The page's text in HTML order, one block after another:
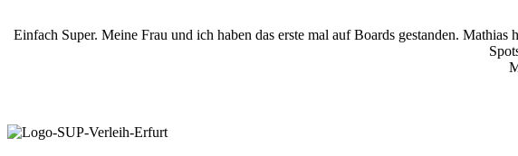
Einfach Super. Meine Frau und ich haben das erste mal auf Boards gestanden.